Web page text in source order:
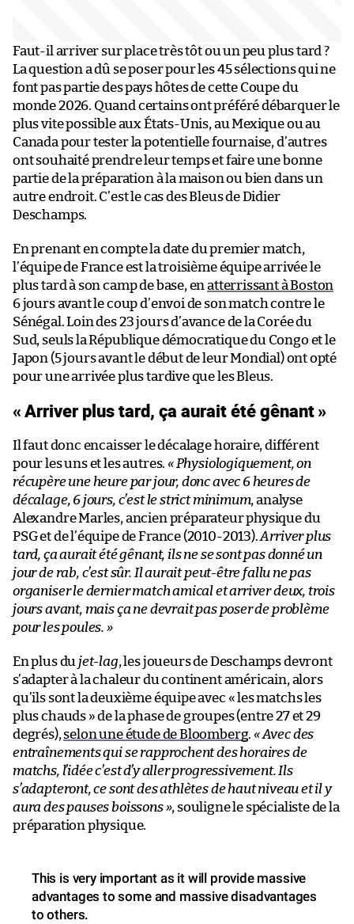
Faut-il arriver sur place très tôt ou un peu plus tard ?
La question a dû se poser pour les 45 sélections qui ne
font pas partie des pays hôtes de cette Coupe du
monde 2026. Quand certains ont préféré débarquer le
plus vite possible aux États-Unis, au Mexique ou au
Canada pour tester la potentielle fournaise, d’autres
ont souhaité prendre leur temps et faire une bonne
partie de la préparation à la maison ou bien dans un
autre endroit. C’est le cas des Bleus de Didier
Deschamps.
En prenant en compte la date du premier match,
l’équipe de France est la troisième équipe arrivée le
plus tard à son camp de base, enatterrissant à Boston
6 jours avant le coup d’envoi de son match contre le
Sénégal. Loin des 23 jours d’avance de la Corée du
Sud, seuls la République démocratique du Congo et le
Japon (5 jours avant le début de leur Mondial) ont opté
pour une arrivée plus tardive que les Bleus.
« Arriver plus tard, ça aurait été gênant »
Il faut donc encaisser le décalage horaire, différent
pour les uns et les autres. « Physiologiquement, on
récupère une heure par jour, donc avec 6 heures de
décalage, 6 jours, c’est le strict minimum, analyse
Alexandre Marles, ancien préparateur physique du
PSG et de l’équipe de France (2010-2013).Arriver plus
tard, ça aurait été gênant, ils ne se sont pas donné un
jour de rab, c’est sûr. Il aurait peut-être fallu ne pas
organiser le dernier match amical et arriver deux, trois
jours avant, mais ça ne devrait pas poser de problème
pour les poules. »
En plus du jet-lag, les joueurs de Deschamps devront
s’adapter à la chaleur du continent américain, alors
qu’ils sont la deuxième équipe avec « les matchs les
plus chauds » de la phase de groupes (entre 27 et 29
degrés), selon une étude de Bloomberg. « Avec des
entraînements qui se rapprochent des horaires de
matchs, l’idée c’est d’y aller progressivement. Ils
s’adapteront, ce sont des athlètes de haut niveau et il y
aura des pauses boissons », souligne le spécialiste de la
préparation physique.
This is very important as it will provide massive
advantages to some and massive disadvantages
to others.